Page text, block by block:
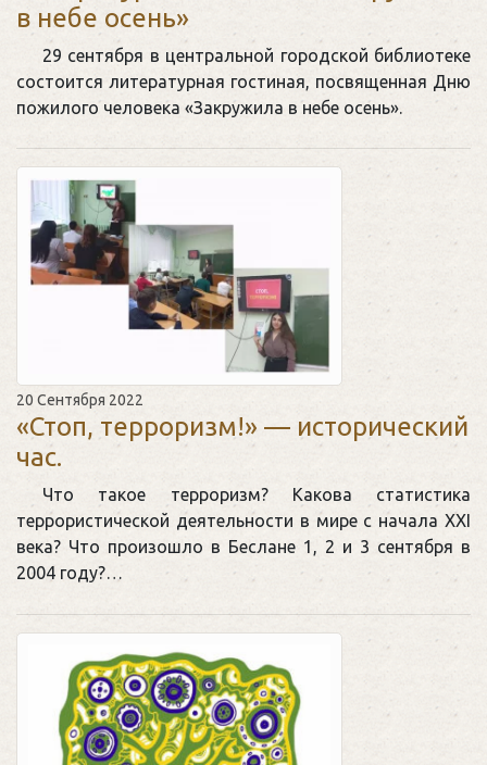
в небе осень»
29 сентября в центральной городской библиотеке
состоится литературная гостиная, посвященная Дню
пожилого человека «Закружила в небе осень».
20 Сентября 2022
«Стоп, терроризм!» — исторический
час.
Что такое терроризм? Какова статистика
террористической деятельности в мире с начала XXI
века? Что произошло в Беслане 1, 2 и 3 сентября в
2004 году?…